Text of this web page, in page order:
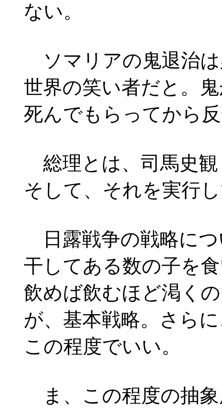
ない。
ソマリアの鬼退治は
世界の笑い者だと。
死んでもらってから
総理とは、司馬史観
そして、それを実行
日露戦争の戦略につ
干してある数の子を
飲めば飲むほど渇く
が、基本戦略。さら
この程度でいい。
ま、この程度の抽象